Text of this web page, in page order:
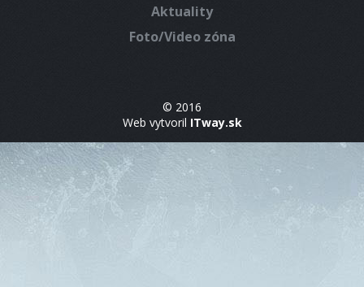
Aktuality
Foto/Video zóna
© 2016
Web vytvoril ITway.sk